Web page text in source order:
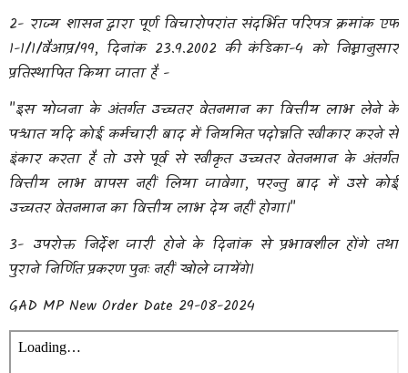
2- राज्य शासन द्वारा पूर्ण विचारोपरांत संदर्भित परिपत्र क्रमांक एफ
1-1/1/वैआप्र/99, दिनांक 23.9.2002 की कंडिका-4 को निम्नानुसार
प्रतिस्थापित किया जाता है -
"इस योजना के अंतर्गत उच्चतर वेतनमान का वित्तीय लाभ लेने के
पश्चात यदि कोई कर्मचारी बाद में नियमित पदोन्नति स्वीकार करने से
इंकार करता है तो उसे पूर्व से स्वीकृत उच्चतर वेतनमान के अंतर्गत
वित्तीय लाभ वापस नहीं लिया जावेगा, परन्तु बाद में उसे कोई
उच्चतर वेतनमान का वित्तीय लाभ देय नहीं होगा।"
3- उपरोक्त निर्देश जारी होने के दिनांक से प्रभावशील होंगे तथा
पुराने निर्णित प्रकरण पुनः नहीं खोले जायेंगे।
GAD MP New Order Date 29-08-2024